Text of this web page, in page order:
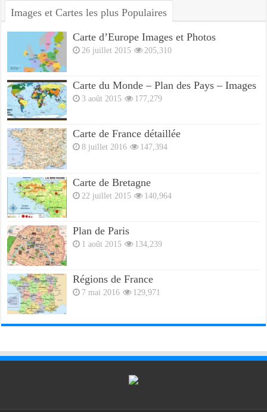
Images et Cartes les plus Populaires
Carte d’Europe Images et Photos
26 juillet 2015 205,310
Carte du Monde – Plan des Pays – Images
3 août 2015 177,279
Carte de France détaillée
8 juillet 2016 147,394
Carte de Bretagne
22 juillet 2015 140,964
Plan de Paris
1 août 2015 134,239
Régions de France
7 mai 2016 129,971